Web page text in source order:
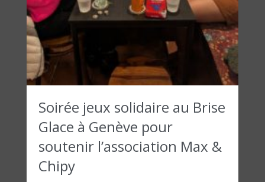
Soirée jeux solidaire au Brise
Glace à Genève pour
soutenir l’association Max &
Chipy